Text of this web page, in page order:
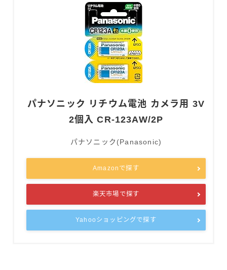
パナソニック リチウム電池 カメラ用 3V
2個入 CR-123AW/2P
パナソニック(Panasonic)
Amazonで探す
楽天市場で探す
Yahooショッピングで探す